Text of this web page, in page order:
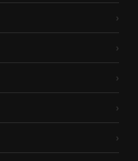
›
›
›
›
›